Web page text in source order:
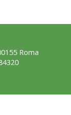
Roma